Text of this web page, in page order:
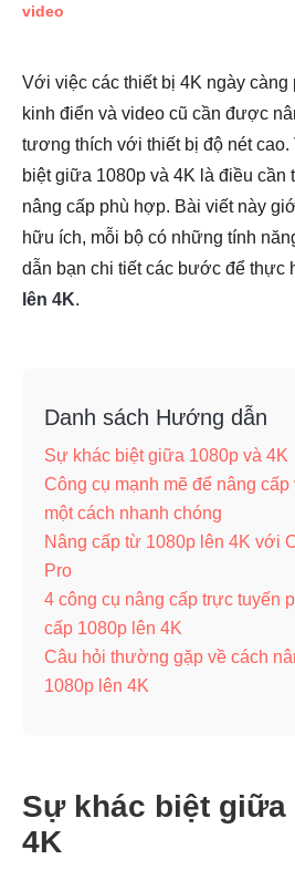
video
Với việc các thiết bị 4K ngày càng
kinh điển và video cũ cần được
tương thích với thiết bị độ nét
biệt giữa 1080p và 4K là điều cần
nâng cấp phù hợp. Bài viết này
hữu ích, mỗi bộ có những tính
dẫn bạn chi tiết các bước để thực
lên 4K.
Danh sách Hướng dẫn
Sự khác biệt giữa 1080p và 4K
Công cụ mạnh mẽ để nâng
một cách nhanh chóng
Nâng cấp từ 1080p lên 4K với
Pro
4 công cụ nâng cấp trực tuyến
cấp 1080p lên 4K
Câu hỏi thường gặp về cách
1080p lên 4K
Sự khác biệt giữa
4K